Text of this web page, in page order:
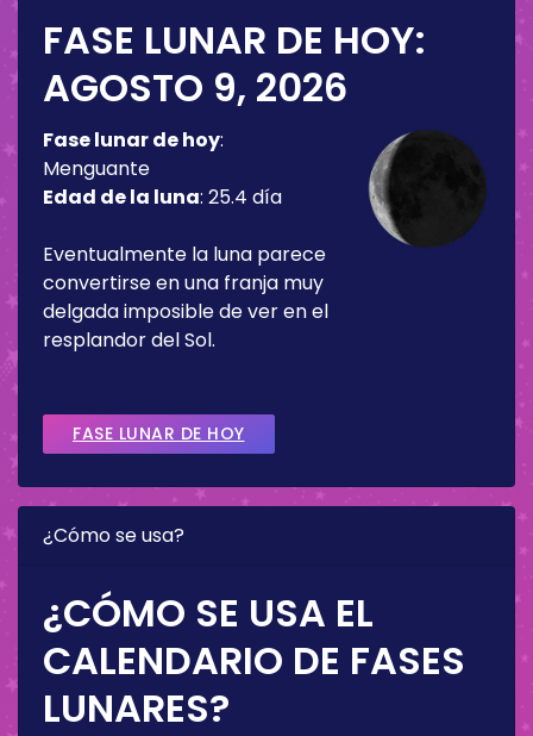
FASE LUNAR DE HOY:
AGOSTO 9, 2026
Fase lunar de hoy:
Menguante
Edad de la luna: 25.4 día
Eventualmente la luna parece
convertirse en una franja muy
delgada imposible de ver en el
resplandor del Sol.
FASE LUNAR DE HOY
¿Cómo se usa?
¿CÓMO SE USA EL
CALENDARIO DE FASES
LUNARES?